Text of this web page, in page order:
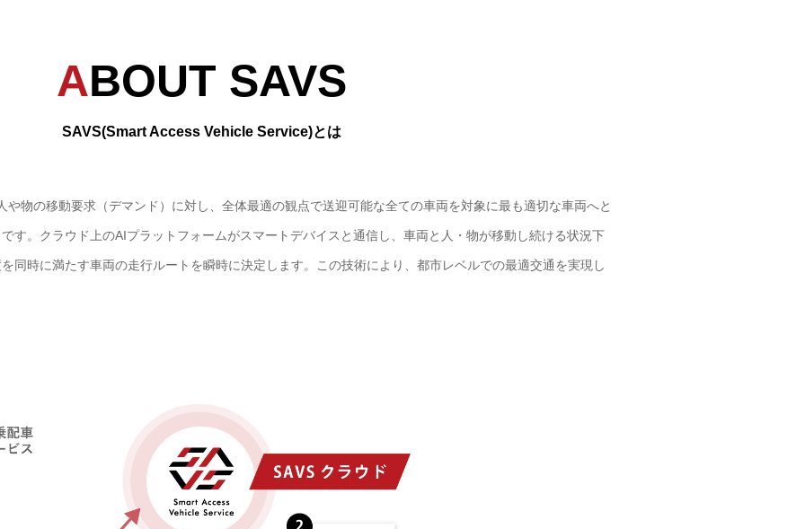
ABOUT SAVS
SAVS(Smart Access Vehicle Service)とは
や物の移動要求（デマンド）に対し、全体最適の観点で送迎可能な全ての車両を対象に最も適切な車両へと
す。クラウド上のAIプラットフォームがスマートデバイスと通信し、車両と人・物が移動し続ける状況下
同時に満たす車両の走行ルートを瞬時に決定します。この技術により、都市レベルでの最適交通を実現し